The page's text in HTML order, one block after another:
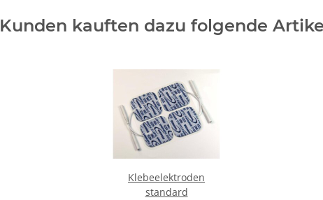
Kunden kauften dazu folgende
Klebeelektroden
standard